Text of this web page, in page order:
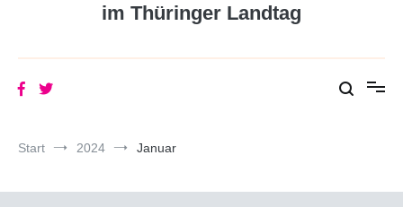
im Thüringer Landtag
Start 2024 Januar